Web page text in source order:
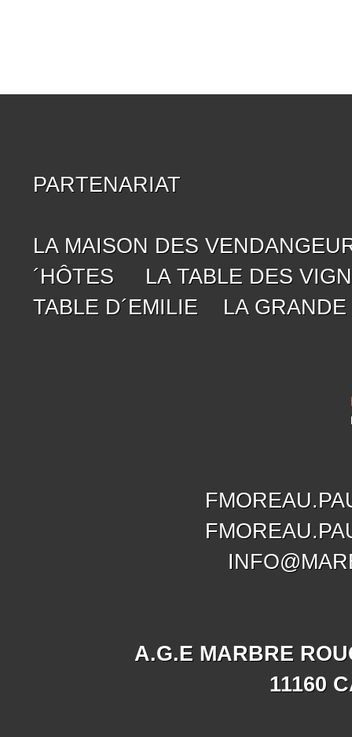
PARTENARIAT
LA MAISON DES
´HÔTES
LA TABLE DES
TABLE D´EMILIE
LA
A.G.E MARBRE
11160